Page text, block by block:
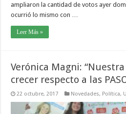
ampliaron la cantidad de votos ayer
ocurrió lo mismo con …
Leer Más »
Verónica Magni:
crecer respecto a las
22 octubre, 2017 Novedades, Política,